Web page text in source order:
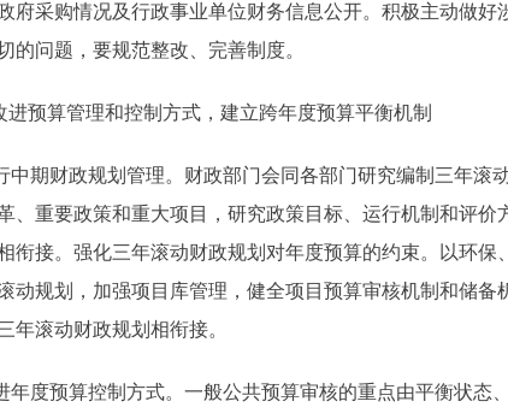
府采购情况及行政事业单位财务信息公开。积极主动做
的问题，要规范整改、完善制度。
算管理和控制方式，建立跨年度预算平衡机制
期财政规划管理。财政部门会同各部门研究编制三年滚
、重要政策和重大项目，研究政策目标、运行机制和评
衔接。强化三年滚动财政规划对年度预算的约束。以环
动规划，加强项目库管理，健全项目预算审核机制和储
年滚动财政规划相衔接。
度预算控制方式。一般公共预算审核的重点由平衡状态